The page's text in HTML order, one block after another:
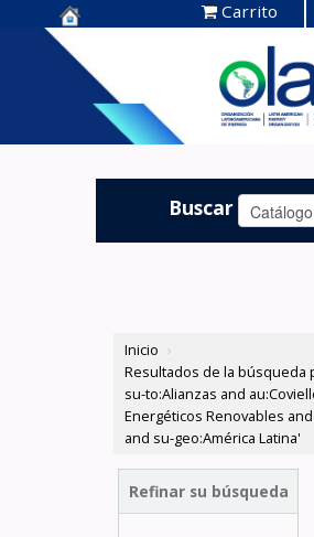
Centro de
Documentación
OLADE -
Carrito
Buscar
Inicio ›
Resultados de la búsqueda
su-to:Alianzas and
Energéticos Renovables
and su-geo:América Latina'
Refinar su búsqueda